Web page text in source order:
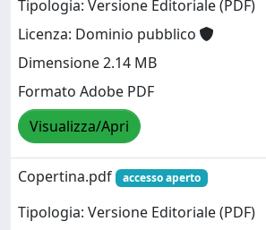
Tipologia: Versione Editoriale (PDF)
Licenza: Dominio pubblico
Dimensione 2.14 MB
Formato Adobe PDF
Visualizza/Apri
Copertina.pdf accesso aperto
Tipologia: Versione Editoriale (PDF)